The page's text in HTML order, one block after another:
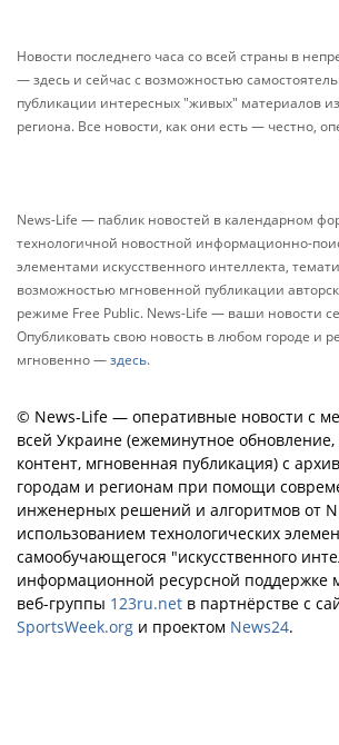
Новости последнего часа со всей страны в
— здесь и сейчас с возможностью
публикации интересных "живых" материалов
региона. Все новости, как они есть — честно,
News-Life — паблик новостей в календарном
технологичной новостной информационно-
элементами искусственного интеллекта,
возможностью мгновенной публикации
режиме Free Public. News-Life — ваши новости
Опубликовать свою новость в любом городе и
мгновенно —здесь.
© News-Life — оперативные новости с
всей Украине (ежеминутное обновление,
контент, мгновенная публикация) с
городам и регионам при помощи
инженерных решений и алгоритмов от
использованием технологических
самообучающегося "искусственного
информационной ресурсной поддержке
веб-группы 123ru.net в партнёрстве с
SportsWeek.org и проектом News24.